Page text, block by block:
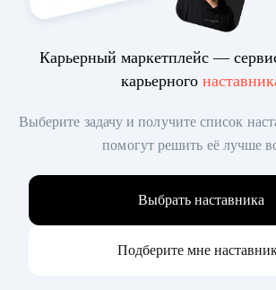
Карьерный маркетплейс —
карьерного
Выберите задачу и получите список
помогут решить её лучше
Выбрать наставника
Подберите мне